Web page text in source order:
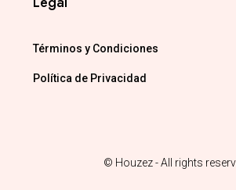
Términos y Condiciones
Política de Privacidad
© Houzez - All rights